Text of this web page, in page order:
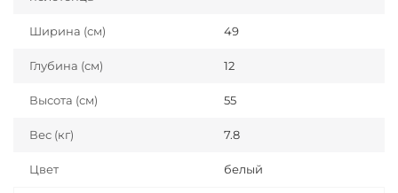
Ширина (см) 49
Глубина (см) 12
Высота (см) 55
Вес (кг) 7.8
Цвет белый